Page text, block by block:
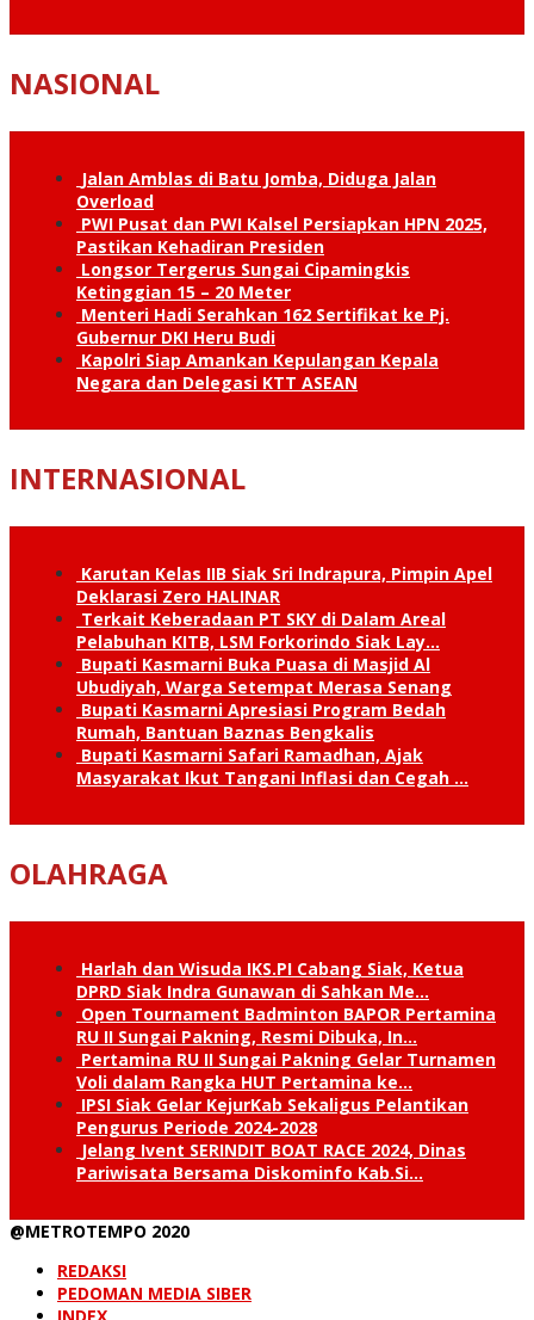
NASIONAL
Jalan Amblas di Batu Jomba, Diduga Jalan
Overload
PWI Pusat dan PWI Kalsel Persiapkan HPN 2025,
Pastikan Kehadiran Presiden
Longsor Tergerus Sungai Cipamingkis
Ketinggian 15 – 20 Meter
Menteri Hadi Serahkan 162 Sertifikat ke Pj.
Gubernur DKI Heru Budi
Kapolri Siap Amankan Kepulangan Kepala
Negara dan Delegasi KTT ASEAN
INTERNASIONAL
Karutan Kelas IIB Siak Sri Indrapura, Pimpin Apel
Deklarasi Zero HALINAR
Terkait Keberadaan PT SKY di Dalam Areal
Pelabuhan KITB, LSM Forkorindo Siak Lay…
Bupati Kasmarni Buka Puasa di Masjid Al
Ubudiyah, Warga Setempat Merasa Senang
Bupati Kasmarni Apresiasi Program Bedah
Rumah, Bantuan Baznas Bengkalis
Bupati Kasmarni Safari Ramadhan, Ajak
Masyarakat Ikut Tangani Inflasi dan Cegah …
OLAHRAGA
Harlah dan Wisuda IKS.PI Cabang Siak, Ketua
DPRD Siak Indra Gunawan di Sahkan Me…
Open Tournament Badminton BAPOR Pertamina
RU II Sungai Pakning, Resmi Dibuka, In…
Pertamina RU II Sungai Pakning Gelar Turnamen
Voli dalam Rangka HUT Pertamina ke…
IPSI Siak Gelar KejurKab Sekaligus Pelantikan
Pengurus Periode 2024-2028
Jelang Ivent SERINDIT BOAT RACE 2024, Dinas
Pariwisata Bersama Diskominfo Kab.Si…
@METROTEMPO 2020
REDAKSI
PEDOMAN MEDIA SIBER